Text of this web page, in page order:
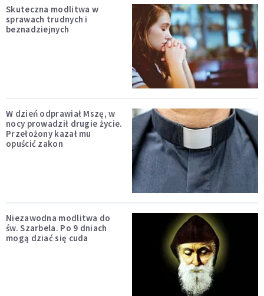
Skuteczna modlitwa w
sprawach trudnych i
beznadziejnych
W dzień odprawiał Mszę, w
nocy prowadził drugie życie.
Przełożony kazał mu
opuścić zakon
Niezawodna modlitwa do
św. Szarbela. Po 9 dniach
mogą dziać się cuda